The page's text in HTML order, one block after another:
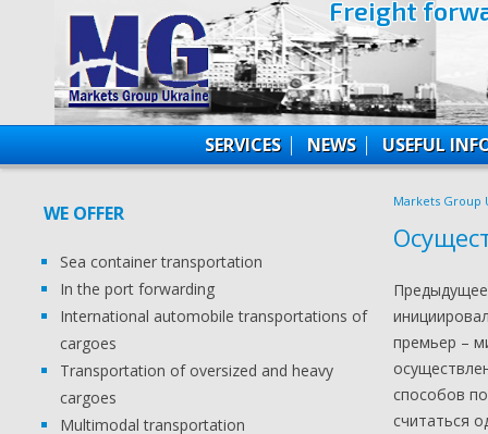
Freight
SERVICES NEWS USEFUL
Markets Group
Предыдущее
премьер –
способов
считаться
WE OFFER
Sea container transportation
In the port forwarding
International automobile transportations of
cargoes
Transportation of oversized and heavy
cargoes
Multimodal transportation